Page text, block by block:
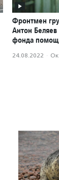
Фронтмен
Антон Беляев
фонда
24.08.2022 ·